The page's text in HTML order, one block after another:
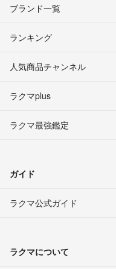
ブランド一覧
ランキング
人気商品チャンネル
ラクマplus
ラクマ最強鑑定
ガイド
ラクマ公式ガイド
ラクマについて